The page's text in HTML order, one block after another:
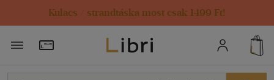
Kulacs / strandtáska most csak 1499 Ft!
Törzsvásárlói Kártya adatai